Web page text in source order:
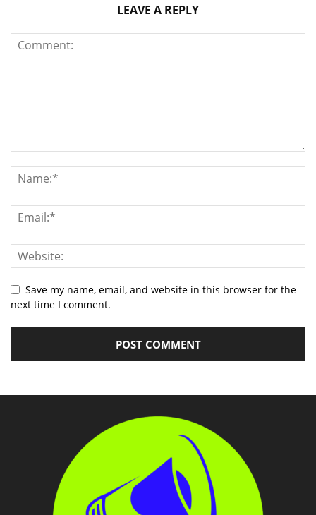
LEAVE A REPLY
Save my name, email, and website in this browser for the
next time I comment.